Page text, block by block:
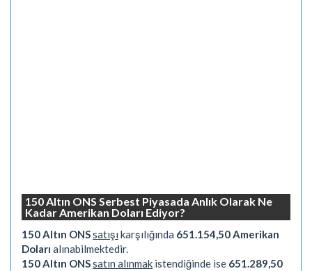
150 Altın ONS Serbest Piyasada Anlık Olarak Ne
Kadar Amerikan Doları Ediyor?
150 Altın ONSsatışı karşılığında 651.154,50 Amerikan
Doları alınabilmektedir.
150 Altın ONSsatın alınmak istendiğinde ise 651.289,50